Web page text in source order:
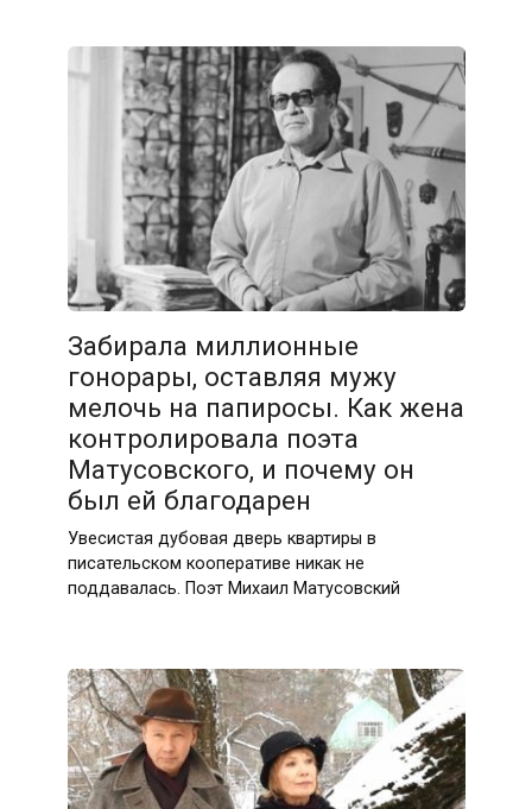
Забирала миллионные
гонорары, оставляя мужу
мелочь на папиросы. Как жена
контролировала поэта
Матусовского, и почему он
был ей благодарен
Увесистая дубовая дверь квартиры в
писательском кооперативе никак не
поддавалась. Поэт Михаил Матусовский